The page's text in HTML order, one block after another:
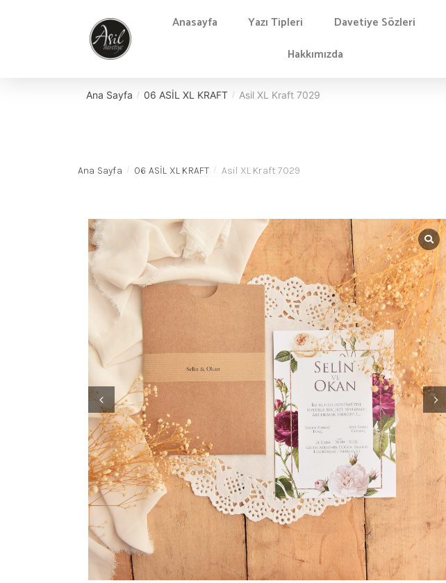
Anasayfa Yazı Tipleri Davetiye Sözleri
Hakkımızda
Ana Sayfa / 06 ASİL XL KRAFT / Asil XL Kraft 7029
Ana Sayfa / 06 ASİL XL KRAFT / Asil XL Kraft 7029